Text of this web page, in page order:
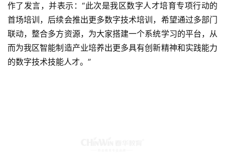
作了发言，并表示：“此次是我区数字人才培育专项行动的
首场培训，后续会推出更多数字技术培训，希望通过多部门
联动，整合多方资源，为大家搭建一个系统学习的平台，从
而为我区智能制造产业培养出更多具有创新精神和实践能力
的数字技术技能人才。”